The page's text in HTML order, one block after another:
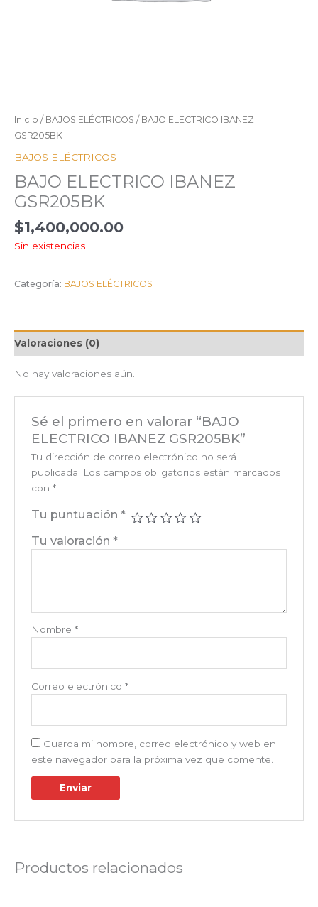
Inicio / BAJOS ELÉCTRICOS / BAJO ELECTRICO IBANEZ
GSR205BK
BAJOS ELÉCTRICOS
BAJO ELECTRICO IBANEZ
GSR205BK
$1,400,000.00
Sin existencias
Categoría: BAJOS ELÉCTRICOS
Valoraciones (0)
No hay valoraciones aún.
Sé el primero en valorar “BAJO
ELECTRICO IBANEZ GSR205BK”
Tu dirección de correo electrónico no será
publicada. Los campos obligatorios están marcados
con *
Tu puntuación *
Tu valoración *
Nombre *
Correo electrónico *
Guarda mi nombre, correo electrónico y web en
este navegador para la próxima vez que comente.
Productos relacionados